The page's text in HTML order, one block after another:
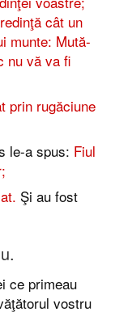
cât un
munte: Mută-
nu vă va fi
prin rugăciune
le-a spus: Fiul
Şi au fost
ce primeau
vostru